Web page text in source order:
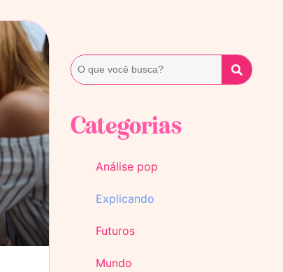
Categorias
Análise pop
Explicando
Futuros
Mundo